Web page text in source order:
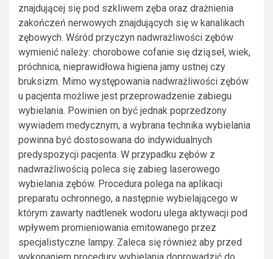
znajdującej się pod szkliwem zęba oraz drażnienia
zakończeń nerwowych znajdujących się w kanalikach
zębowych. Wśród przyczyn nadwrażliwości zębów
wymienić należy: chorobowe cofanie się dziąseł, wiek,
próchnica, nieprawidłowa higiena jamy ustnej czy
bruksizm. Mimo występowania nadwrażliwości zębów
u pacjenta możliwe jest przeprowadzenie zabiegu
wybielania. Powinien on być jednak poprzedzony
wywiadem medycznym, a wybrana technika wybielania
powinna być dostosowana do indywidualnych
predyspozycji pacjenta. W przypadku zębów z
nadwrażliwością poleca się zabieg laserowego
wybielania zębów. Procedura polega na aplikacji
preparatu ochronnego, a następnie wybielającego w
którym zawarty nadtlenek wodoru ulega aktywacji pod
wpływem promieniowania emitowanego przez
specjalistyczne lampy. Zaleca się również aby przed